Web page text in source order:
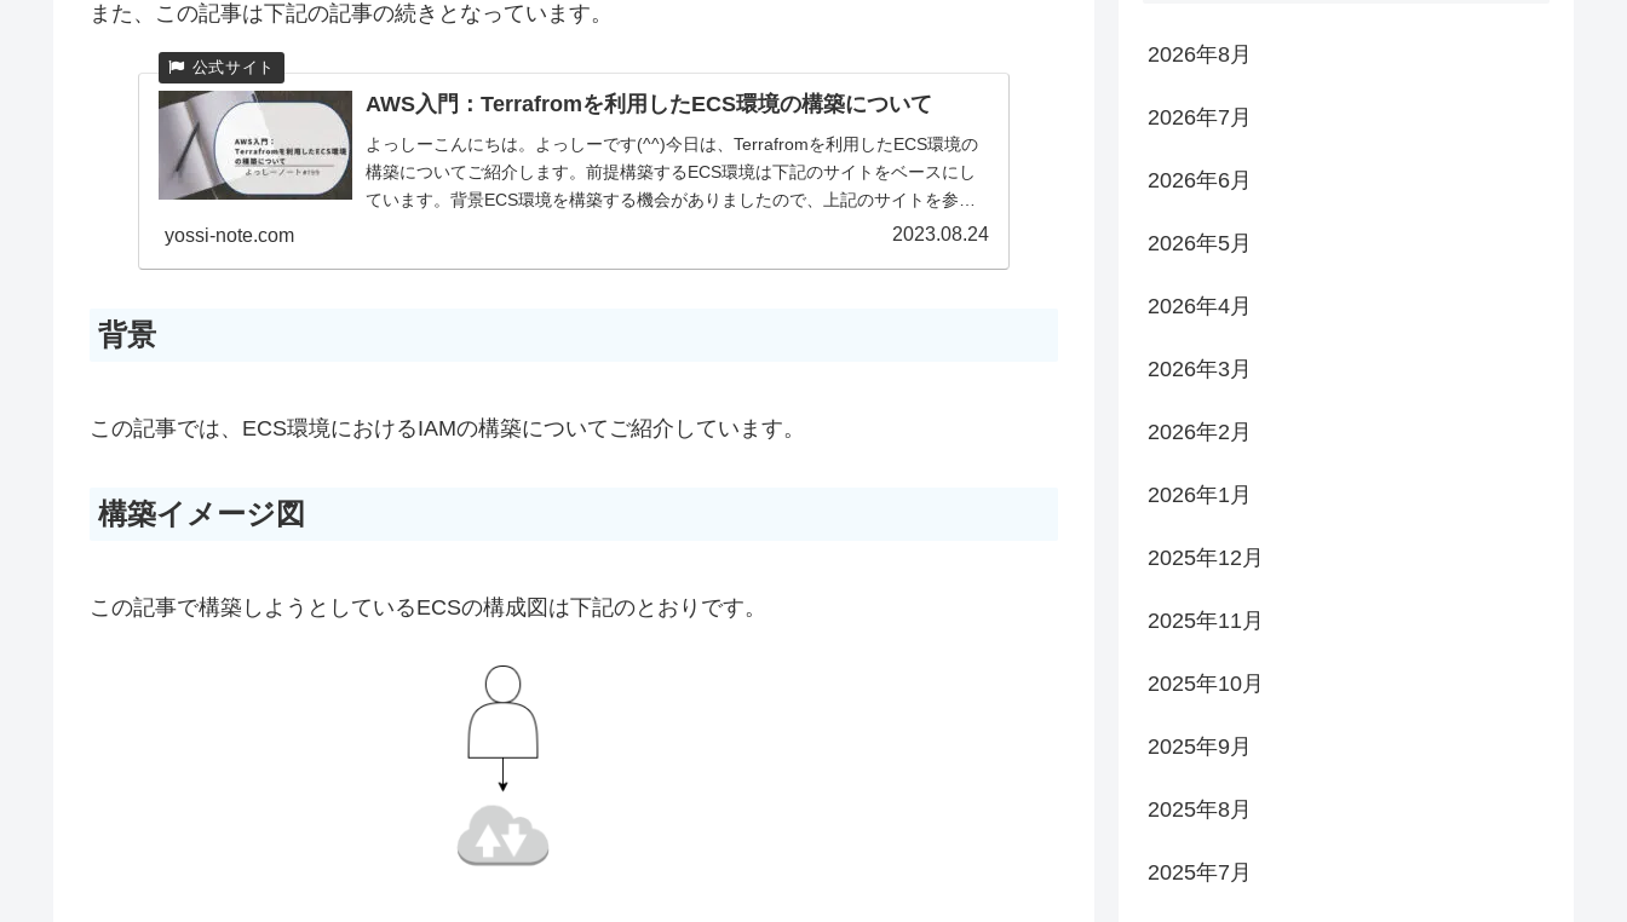
また、この記事は下記の記事の続きとなっています。
AWS入門：Terrafromを利用したECS環境の構築について
よっしーこんにちは。よっしーです(^^)今日は、Terrafromを利用したECS環境の
構築についてご紹介します。前提構築するECS環境は下記のサイトをベースにし
ています。背景ECS環境を構築する機会がありましたので、上記のサイトを参考
yossi-note.com 2023.08.24
背景
この記事では、ECS環境におけるIAMの構築についてご紹介しています。
構築イメージ図
この記事で構築しようとしているECSの構成図は下記のとおりです。
2026年8月
2026年7月
2026年6月
2026年5月
2026年4月
2026年3月
2026年2月
2026年1月
2025年12月
2025年11月
2025年10月
2025年9月
2025年8月
2025年7月